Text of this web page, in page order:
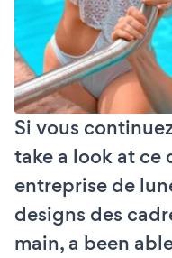
Si vous
take a look at ce
entreprise de
designs des
main, a been